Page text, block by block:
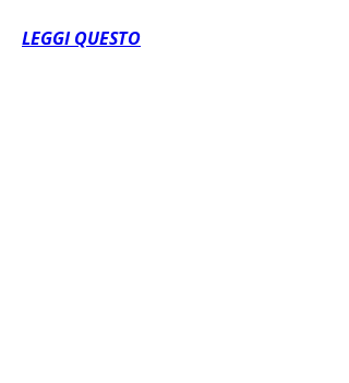
LEGGI QUESTO